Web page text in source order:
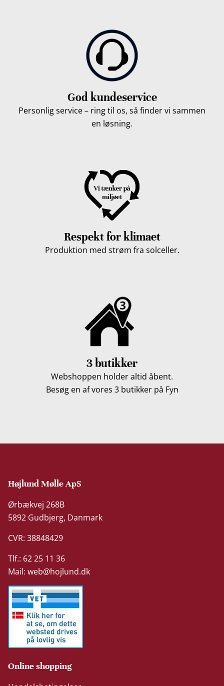
God kundeservice
Personlig service – ring til os, så finder vi sammen
en løsning.
Respekt for klimaet
Produktion med strøm fra solceller.
3 butikker
Webshoppen holder altid åbent.
Besøg en af vores 3 butikker på Fyn
Højlund Mølle ApS
Ørbækvej 268B
5892 Gudbjerg, Danmark
CVR: 38848429
Tlf.: 62 25 11 36
Mail:web@hojlund.dk
Online shopping